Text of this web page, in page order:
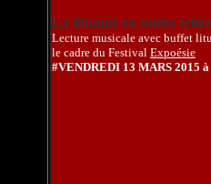
La lituanie en toutes
Lecture musicale avec buffet
le cadre du Festival Expoésie
#VENDREDI 13 MARS 2015 à